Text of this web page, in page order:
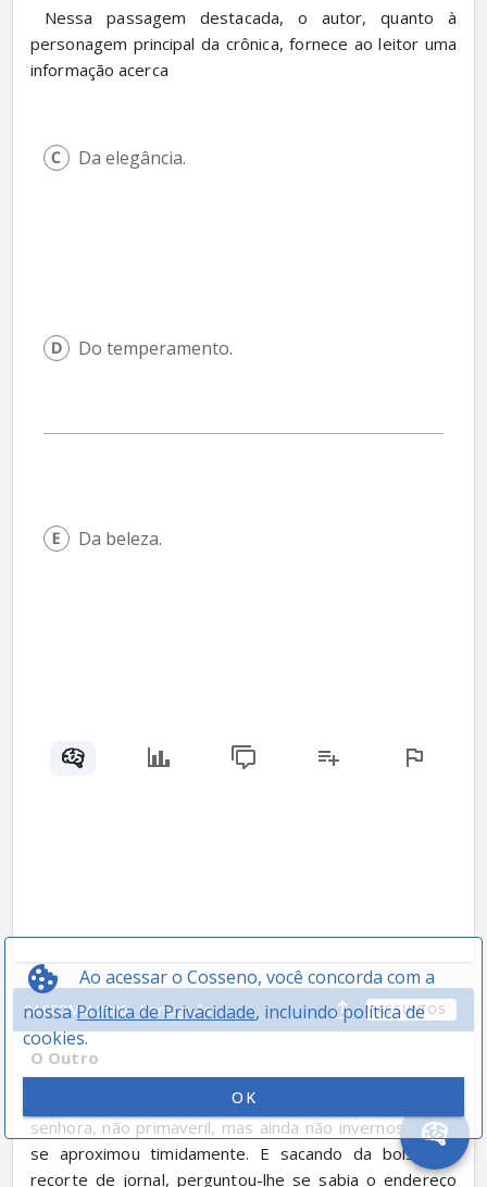
Ao acessar o Cosseno, você concorda com a
nossaPolítica de Privacidade, incluindo política de
cookies.
OK
personagem principal da crônica, fornece ao leitor uma
informação acerca
Da elegância.
Do temperamento.
Da beleza.
04 EFOMM 2006 - Português ASSUNTOS
O Outro
Na redação, o secretário fazia sua cozinha, quando a
senhora, não primaveril, mas ainda não invernosa, dele
se aproximou timidamente. E sacando da bolsa um
recorte de jornal, perguntou-lhe se sabia o endereço